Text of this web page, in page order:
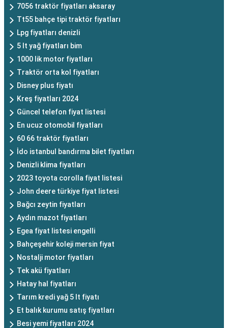
7056 traktör fiyatları aksaray
Tt55 bahçe tipi traktör fiyatları
Lpg fiyatları denizli
5 lt yağ fiyatları bim
1000 lik motor fiyatları
Traktör orta kol fiyatları
Disney plus fiyatı
Kreş fiyatları 2024
Güncel telefon fiyat listesi
En ucuz otomobil fiyatları
60 66 traktör fiyatları
İdo istanbul bandırma bilet fiyatları
Denizli klima fiyatları
2023 toyota corolla fiyat listesi
John deere türkiye fiyat listesi
Bağcı zeytin fiyatları
Aydın mazot fiyatları
Egea fiyat listesi engelli
Bahçeşehir koleji mersin fiyat
Nostalji motor fiyatları
Tek akü fiyatları
Hatay hal fiyatları
Tarım kredi yağ 5 lt fiyatı
Et balık kurumu satış fiyatları
Besi yemi fiyatları 2024